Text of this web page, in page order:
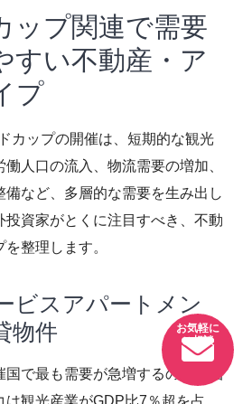
ップ関連で需要
すい不動産・ア
プ
カップの開催は、短期的な観光
人口の流入、物流需要の増加、
備など、多層的な需要を生み出し
投資家がとくに注目すべき、不動
整理します。
ビスアパートメン
物件
国で最も需要が急増するのが宿泊
は観光産業がGDP比7％超を占